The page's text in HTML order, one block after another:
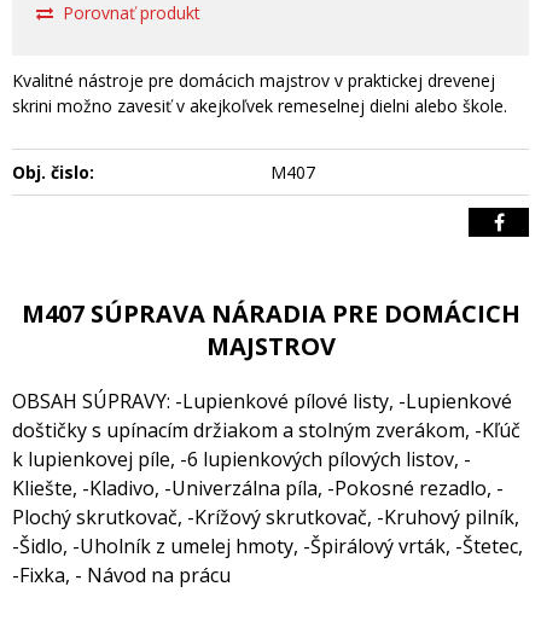
Porovnať produkt
Kvalitné nástroje pre domácich majstrov v praktickej drevenej
skrini možno zavesiť v akejkoľvek remeselnej dielni alebo škole.
Obj. čislo: M407
M407 SÚPRAVA NÁRADIA PRE DOMÁCICH
MAJSTROV
OBSAH SÚPRAVY: -Lupienkové pílové listy, -Lupienkové
doštičky s upínacím držiakom a stolným zverákom, -Kľúč
k lupienkovej píle, -6 lupienkových pílových listov, -
Kliešte, -Kladivo, -Univerzálna píla, -Pokosné rezadlo, -
Plochý skrutkovač, -Krížový skrutkovač, -Kruhový pilník,
-Šidlo, -Uholník z umelej hmoty, -Špirálový vrták, -Štetec,
-Fixka, - Návod na prácu